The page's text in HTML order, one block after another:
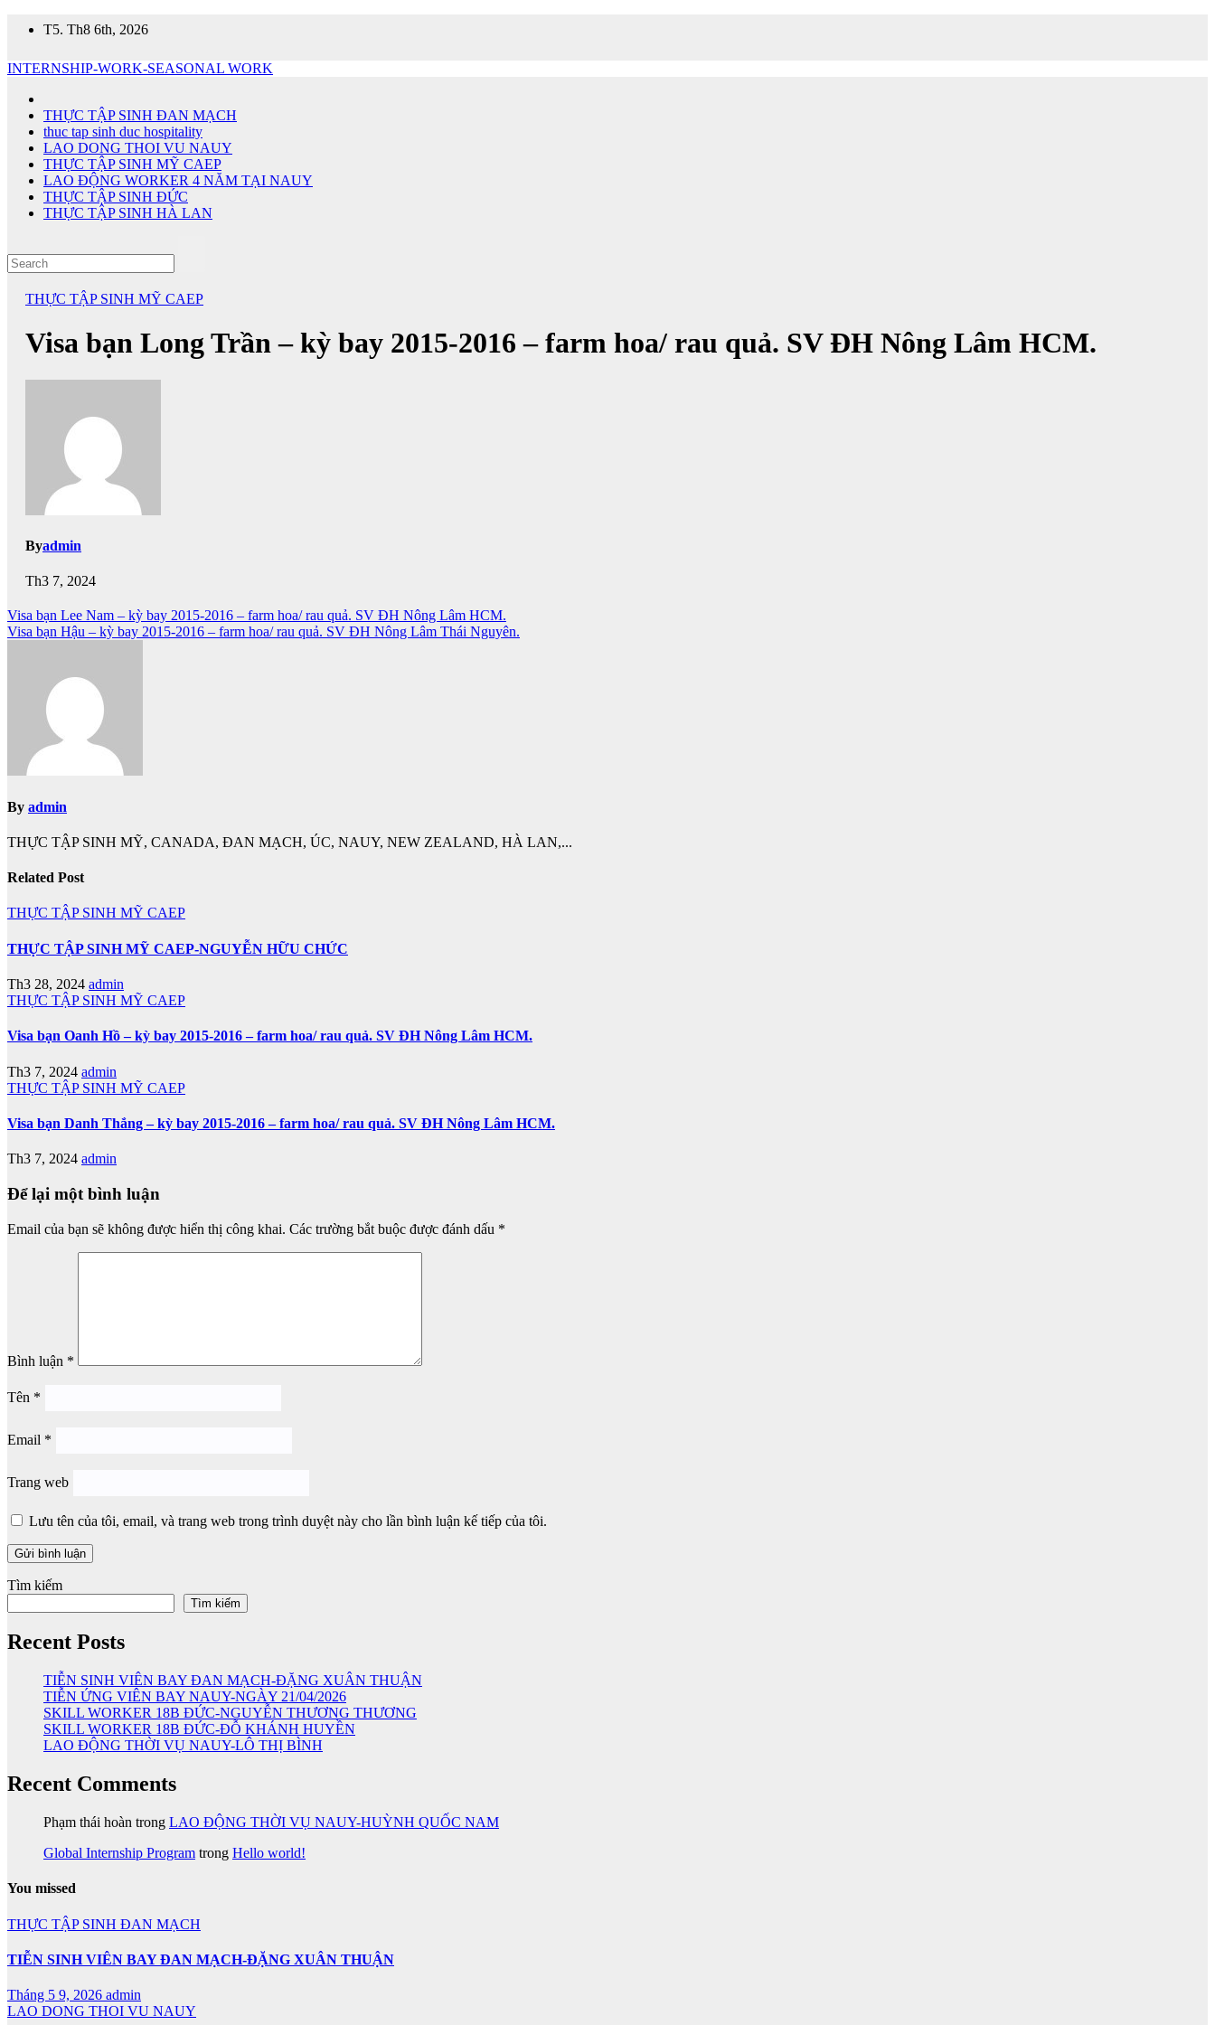
T5. Th8 6th, 2026
INTERNSHIP-WORK-SEASONAL WORK
THỰC TẬP SINH ĐAN MẠCH
thuc tap sinh duc hospitality
LAO DONG THOI VU NAUY
THỰC TẬP SINH MỸ CAEP
LAO ĐỘNG WORKER 4 NĂM TẠI NAUY
THỰC TẬP SINH ĐỨC
THỰC TẬP SINH HÀ LAN
THỰC TẬP SINH MỸ CAEP
Visa bạn Long Trần – kỳ bay 2015-2016 – farm hoa/ rau quả. SV ĐH Nông Lâm HCM.
Byadmin
Th3 7, 2024
Điều
hướng
Visa bạn Lee Nam – kỳ bay 2015-2016 – farm hoa/ rau quả. SV ĐH Nông Lâm HCM.
Visa bạn Hậu – kỳ bay 2015-2016 – farm hoa/ rau quả. SV ĐH Nông Lâm Thái Nguyên.
By admin
THỰC TẬP SINH MỸ, CANADA, ĐAN MẠCH, ÚC, NAUY, NEW ZEALAND, HÀ LAN,...
Related Post
THỰC TẬP SINH MỸ CAEP
THỰC TẬP SINH MỸ CAEP-NGUYỄN HỮU CHỨC
Th3 28, 2024 admin
THỰC TẬP SINH MỸ CAEP
Visa bạn Oanh Hồ – kỳ bay 2015-2016 – farm hoa/ rau quả. SV ĐH Nông Lâm HCM.
Th3 7, 2024 admin
THỰC TẬP SINH MỸ CAEP
Visa bạn Danh Thắng – kỳ bay 2015-2016 – farm hoa/ rau quả. SV ĐH Nông Lâm HCM.
Th3 7, 2024 admin
Để lại một bình luận
Email của bạn sẽ không được hiển thị công khai. Các trường bắt buộc được đánh dấu *
Bình luận *
Tên *
Email *
Trang web
Lưu tên của tôi, email, và trang web trong trình duyệt này cho lần bình luận kế tiếp của tôi.
Tìm kiếm
Tìm kiếm
Recent Posts
TIỄN SINH VIÊN BAY ĐAN MẠCH-ĐẶNG XUÂN THUẬN
TIỄN ỨNG VIÊN BAY NAUY-NGÀY 21/04/2026
SKILL WORKER 18B ĐỨC-NGUYỄN THƯƠNG THƯƠNG
SKILL WORKER 18B ĐỨC-ĐỖ KHÁNH HUYỀN
LAO ĐỘNG THỜI VỤ NAUY-LÔ THỊ BÌNH
Recent Comments
Phạm thái hoàn trong LAO ĐỘNG THỜI VỤ NAUY-HUỲNH QUỐC NAM
Global Internship Program trong Hello world!
You missed
THỰC TẬP SINH ĐAN MẠCH
TIỄN SINH VIÊN BAY ĐAN MẠCH-ĐẶNG XUÂN THUẬN
Tháng 5 9, 2026 admin
LAO DONG THOI VU NAUY